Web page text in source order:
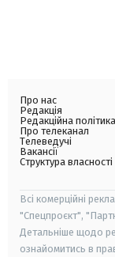
Про нас
Редакція
Редакційна політика
Про телеканал
Телеведучі
Вакансії
Структура власності
Всі комерційні
"Спецпроєкт",
Детальніше щодо
ознайомитись в